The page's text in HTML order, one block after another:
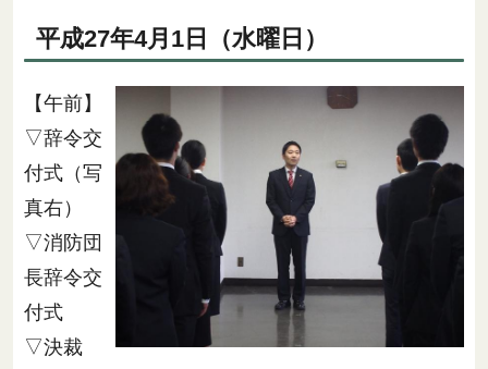
平成27年4月1日（水曜日）
【午前】
▽辞令交
付式（写
真右）
▽消防団
長辞令交
付式
▽決裁